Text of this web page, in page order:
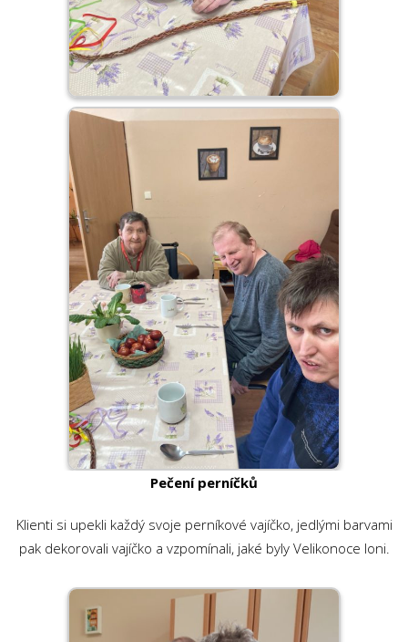
Pečení perníčků
Klienti si upekli každý svoje perníkové vajíčko, jedlými barvami
pak dekorovali vajíčko a vzpomínali, jaké byly Velikonoce loni.